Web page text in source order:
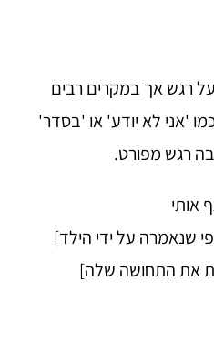
רגש אך במקרים רבים
'אני לא יודע' או 'בסדר'
רגש מפורט.
אותי
שנאמרה על ידי הילד]
את התחושה שלה]